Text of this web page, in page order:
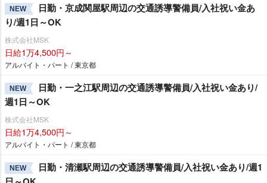
NEW
日勤・京成関屋駅周辺の交通誘導警備員/入社祝い金あ
り/週1日～OK
株式会社MSK
日給1万4,500円～
アルバイト・パート / 東京都
NEW
日勤・一之江駅周辺の交通誘導警備員/入社祝い金あり/
週1日～OK
株式会社MSK
日給1万4,500円～
アルバイト・パート / 東京都
NEW
日勤・清瀬駅周辺の交通誘導警備員/入社祝い金あり/週1